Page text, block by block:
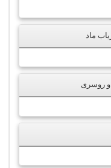
ماد
و روسری